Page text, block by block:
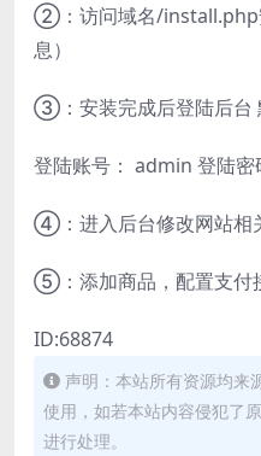
②：访问域名/install.php
息）
③：安装完成后登陆后台
登陆账号： admin 登陆密
④：进入后台修改网站相
⑤：添加商品，配置支付
ID:68874
声明：本站所有资源均来
使用，如若本站内容侵犯了
进行处理。